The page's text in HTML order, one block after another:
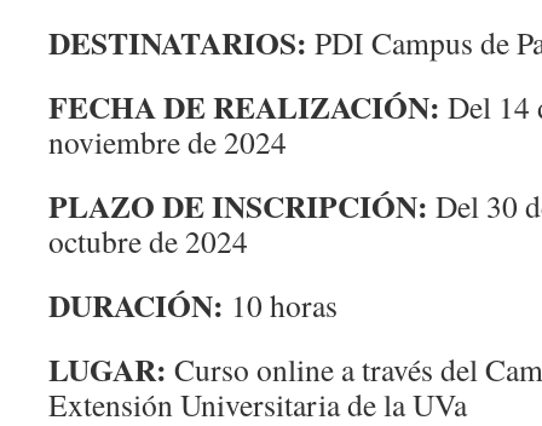
DESTINATARIOS: PDI Campus de
FECHA DE REALIZACIÓN: Del 14
noviembre de 2024
PLAZO DE INSCRIPCIÓN: Del 30
octubre de 2024
DURACIÓN: 10 horas
LUGAR: Curso online a través del
Extensión Universitaria de la UVa